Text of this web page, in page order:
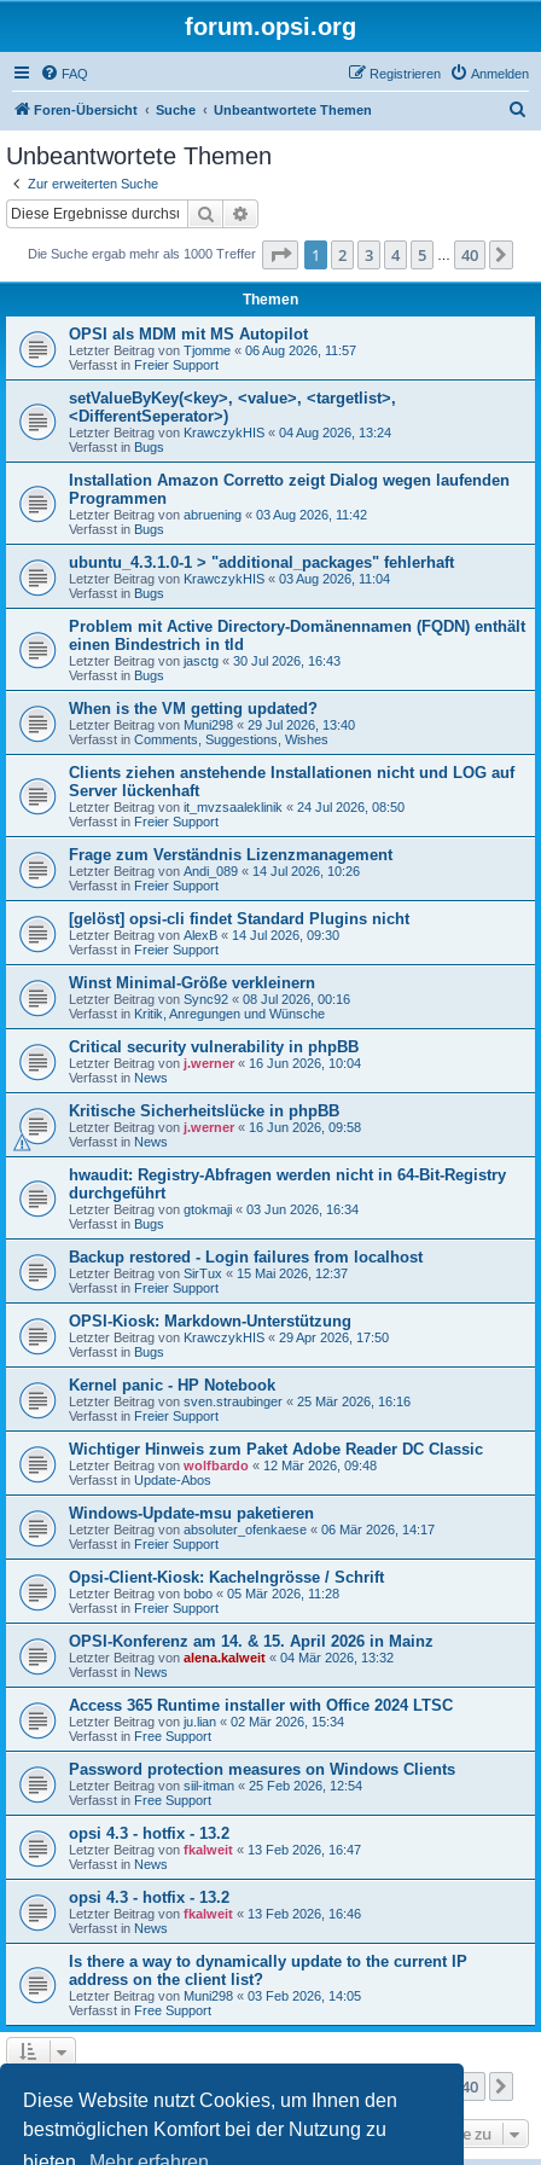
Diese Website nutzt Cookies, um Ihnen den
bestmöglichen Komfort bei der Nutzung zu
forum.opsi.org
FAQ Anmelden
Registrieren
Foren-Übersicht Suche Unbeantwortete Themen
Unbeantwortete Themen
Zur erweiterten Suche
Suche
Die Suche ergab mehr als 1000 Treffer Seite 1von 40
1 2 3 4 5 40
Themen
OPSI als MDM mit MS Autopilot
Letzter Beitrag von Tjomme « 06 Aug 2026, 11:57
Verfasst in Freier Support
setValueByKey(<key>, <value>, <targetlist>,
<DifferentSeperator>)
Letzter Beitrag von KrawczykHIS « 04 Aug 2026, 13:24
Verfasst in Bugs
Installation Amazon Corretto zeigt Dialog wegen laufenden
Programmen
Letzter Beitrag von abruening « 03 Aug 2026, 11:42
Verfasst in Bugs
ubuntu_4.3.1.0-1 > "additional_packages" fehlerhaft
Letzter Beitrag von KrawczykHIS « 03 Aug 2026, 11:04
Verfasst in Bugs
Problem mit Active Directory-Domänennamen (FQDN) enthält
einen Bindestrich in tld
Letzter Beitrag von jasctg « 30 Jul 2026, 16:43
Verfasst in Bugs
When is the VM getting updated?
Letzter Beitrag von Muni298 « 29 Jul 2026, 13:40
Verfasst in Comments, Suggestions, Wishes
Clients ziehen anstehende Installationen nicht und LOG auf
Server lückenhaft
Letzter Beitrag von it_mvzsaaleklinik « 24 Jul 2026, 08:50
Verfasst in Freier Support
Frage zum Verständnis Lizenzmanagement
Letzter Beitrag von Andi_089 « 14 Jul 2026, 10:26
Verfasst in Freier Support
[gelöst] opsi-cli findet Standard Plugins nicht
Letzter Beitrag von AlexB « 14 Jul 2026, 09:30
Verfasst in Freier Support
Winst Minimal-Größe verkleinern
Letzter Beitrag von Sync92 « 08 Jul 2026, 00:16
Verfasst in Kritik, Anregungen und Wünsche
Critical security vulnerability in phpBB
Letzter Beitrag von j.werner « 16 Jun 2026, 10:04
Verfasst in News
Kritische Sicherheitslücke in phpBB
Letzter Beitrag von j.werner « 16 Jun 2026, 09:58
Verfasst in News
hwaudit: Registry-Abfragen werden nicht in 64-Bit-Registry
durchgeführt
Letzter Beitrag von gtokmaji « 03 Jun 2026, 16:34
Verfasst in Bugs
Backup restored - Login failures from localhost
Letzter Beitrag von SirTux « 15 Mai 2026, 12:37
Verfasst in Freier Support
OPSI-Kiosk: Markdown-Unterstützung
Letzter Beitrag von KrawczykHIS « 29 Apr 2026, 17:50
Verfasst in Bugs
Kernel panic - HP Notebook
Letzter Beitrag von sven.straubinger « 25 Mär 2026, 16:16
Verfasst in Freier Support
Wichtiger Hinweis zum Paket Adobe Reader DC Classic
Letzter Beitrag von wolfbardo « 12 Mär 2026, 09:48
Verfasst in Update-Abos
Windows-Update-msu paketieren
Letzter Beitrag von absoluter_ofenkaese « 06 Mär 2026, 14:17
Verfasst in Freier Support
Opsi-Client-Kiosk: Kachelngrösse / Schrift
Letzter Beitrag von bobo « 05 Mär 2026, 11:28
Verfasst in Freier Support
OPSI-Konferenz am 14. & 15. April 2026 in Mainz
Letzter Beitrag von alena.kalweit « 04 Mär 2026, 13:32
Verfasst in News
Access 365 Runtime installer with Office 2024 LTSC
Letzter Beitrag von ju.lian « 02 Mär 2026, 15:34
Verfasst in Free Support
Password protection measures on Windows Clients
Letzter Beitrag von siil-itman « 25 Feb 2026, 12:54
Verfasst in Free Support
opsi 4.3 - hotfix - 13.2
Letzter Beitrag von fkalweit « 13 Feb 2026, 16:47
Verfasst in News
opsi 4.3 - hotfix - 13.2
Letzter Beitrag von fkalweit « 13 Feb 2026, 16:46
Verfasst in News
Is there a way to dynamically update to the current IP
address on the client list?
Letzter Beitrag von Muni298 « 03 Feb 2026, 14:05
Verfasst in Free Support
40
Gehe zu